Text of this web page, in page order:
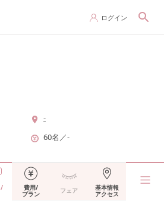
ログイン
-
60名 ／-
/ 費用/
プラン フェア 基本情報
アクセス